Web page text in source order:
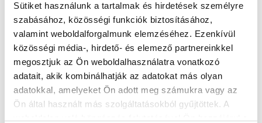
Sütiket használunk a tartalmak és hirdetések személyre
szabásához, közösségi funkciók biztosításához,
valamint weboldalforgalmunk elemzéséhez. Ezenkívül
közösségi média-, hirdető- és elemező partnereinkkel
megosztjuk az Ön weboldalhasználatra vonatkozó
adatait, akik kombinálhatják az adatokat más olyan
adatokkal, amelyeket Ön adott meg számukra vagy az
Ön által használt más szolgáltatásokból gyűjtöttek. A